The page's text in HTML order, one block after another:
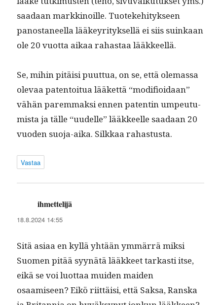
saadaan markki­noille. Tuoteke­hi­tyk­seen
panos­ta­neel­la lääkeyri­tyk­sel­lä ei siis suinkaan
ole 20 vuot­ta aikaa rahas­taa lääkkeellä.
Se, mihin pitäisi puut­tua, on se, että ole­mas­sa
ole­vaa paten­toitua lääket­tä “mod­i­fioidaan”
vähän parem­mak­si ennen patentin umpeu­tu­
mista ja tälle “uudelle” lääk­keelle saadaan 20
vuo­den suo­ja-aika. Silkkaa rahastusta.
Vastaa
ihmettelijä
18.8.2024 14:55
Sitä asi­aa en kyl­lä yhtään ymmär­rä mik­si
Suomen pitää syynätä lääk­keet tarkasti itse,
eikä se voi luot­taa muiden maid­en
osaamiseen? Eikö riit­täisi, että Sak­sa, Ran­s­ka